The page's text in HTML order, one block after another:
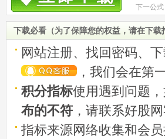
下一公式
下载必看（为了保障您的权益，请在下
网站注册、找回密码、
，我们会在第
积分指标使用遇到问题
布的不符 ，请联系好股
指标来源网络收集和会